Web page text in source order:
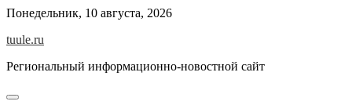
Skip
content
Понедельник, 10 августа, 2026
tuule.ru
Региональный информационно-новостной сайт